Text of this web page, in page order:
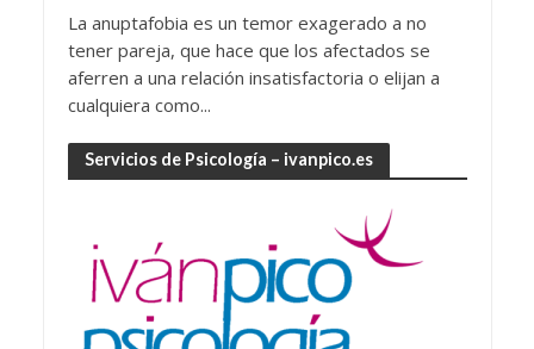
La anuptafobia es un temor exagerado a no
tener pareja, que hace que los afectados se
aferren a una relación insatisfactoria o elijan a
cualquiera como...
Servicios de Psicología – ivanpico.es